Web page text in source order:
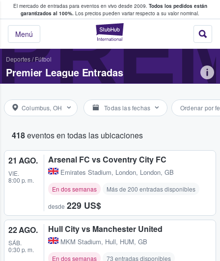
El mercado de entradas para eventos en vivo desde 2009. Todos los pedidos están
garantizados al 100%. Los precios pueden variar respecto a su valor nominal.
StubHub:
Menú
y venta de entradas entre fans
Deportes/ Fútbol
Premier League Entradas
Columbus, OH Todas las fechas Ordenar por
418eventos en todas las ubicaciones
21 AGO.
VIE.
8:00 p. m.
Arsenal FC vs Coventry City FC
Emirates Stadium, London, London, GB
En dos semanas Más de 200 entradas disponibles
desde 229 US$
22 AGO.
SÁB.
0:30 p. m.
Hull City vs Manchester United
MKM Stadium, Hull, HUM, GB
En dos semanas 73 entradas disponibles